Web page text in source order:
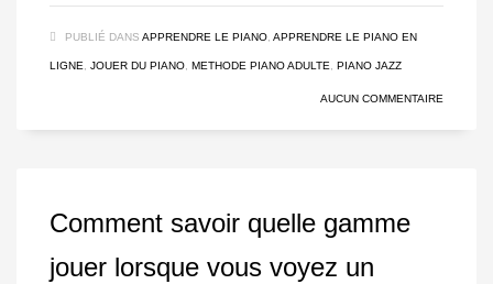
PUBLIÉ DANS APPRENDRE LE PIANO, APPRENDRE LE PIANO EN
LIGNE, JOUER DU PIANO, METHODE PIANO ADULTE, PIANO JAZZ
AUCUN COMMENTAIRE
Comment savoir quelle gamme
jouer lorsque vous voyez un